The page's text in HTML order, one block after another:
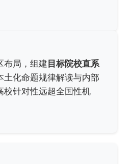
布局，组建 目标院校直系
土化命题规律解读与内部
校针对性远超全国性机